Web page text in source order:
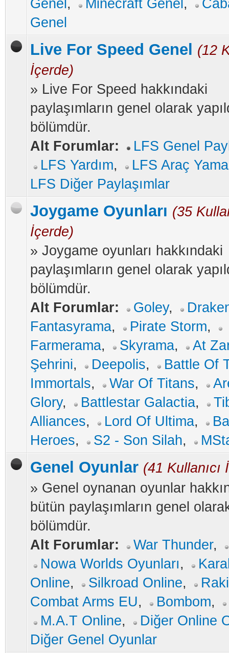
Genel , Minecraft Genel ,
Genel
Live For Speed Genel
(12
İçerde)
» Live For Speed hakkındaki
paylaşımların genel olarak
bölümdür.
Alt Forumlar:
LFS Genel
LFS Yardım,
LFS Araç
LFS Diğer Paylaşımlar
Joygame Oyunları (35
İçerde)
» Joygame oyunları hakkındaki
paylaşımların genel olarak
bölümdür.
Alt Forumlar:
Goley,
Fantasyrama, Pirate Storm,
Farmerama, Skyrama,
At
Şehrini, Deepolis,
Battle Of
Immortals, War Of Titans,
Glory, Battlestar Galactia,
Alliances, Lord Of Ultima,
Heroes, S2 - Son Silah,
Genel Oyunlar (41 Kullanıcı
» Genel oynanan oyunlar
bütün paylaşımların genel
bölümdür.
Alt Forumlar:
War Thunder,
Nowa Worlds Oyunları,
Online, Silkroad Online,
Combat Arms EU, Bombom,
M.A.T Online,
Diğer Online
Diğer Genel Oyunlar